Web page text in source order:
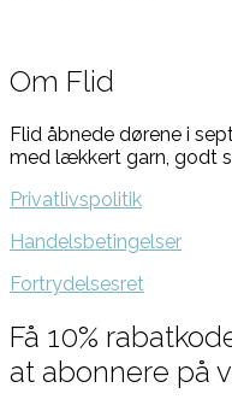
Om Flid
Flid åbnede dørene i
med lækkert garn, godt
Privatlivspolitik
Handelsbetingelser
Fortrydelsesret
Få 10%
at abonnere på